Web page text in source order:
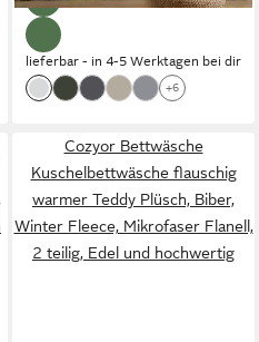
lieferbar - in 4-5 Werktagen bei dir
+6
Cozyor Bettwäsche
Kuschelbettwäsche flauschig
warmer Teddy Plüsch, Biber,
Winter Fleece, Mikrofaser Flanell,
2 teilig, Edel und hochwertig